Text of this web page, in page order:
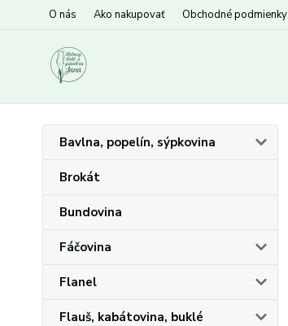
O nás Ako nakupovať Obchodné podmienky
Bavlna, popelín, sýpkovina
Brokát
Bundovina
Fáčovina
Flanel
Flauš, kabátovina, buklé